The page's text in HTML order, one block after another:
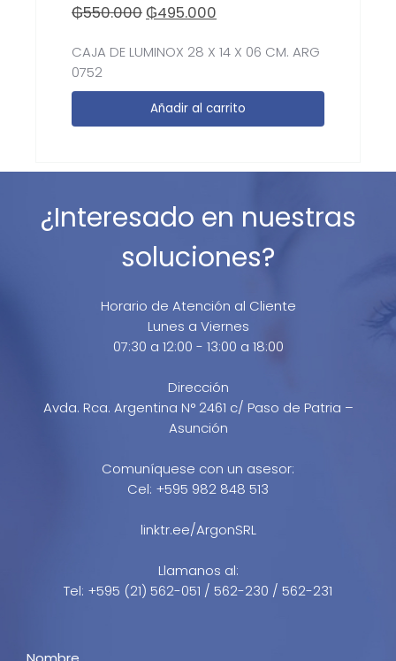
₲550.000 ₲495.000
CAJA DE LUMINOX 28 X 14 X 06 CM. ARG
0752
Añadir al carrito
¿Interesado en nuestras
soluciones?
Horario de Atención al Cliente
Lunes a Viernes
07:30 a 12:00 - 13:00 a 18:00
Dirección
Avda. Rca. Argentina N° 2461 c/ Paso de Patria –
Asunción
Comuníquese con un asesor:
Cel: +595 982 848 513
linktr.ee/ArgonSRL
Llamanos al:
Tel: +595 (21) 562-051 / 562-230 / 562-231